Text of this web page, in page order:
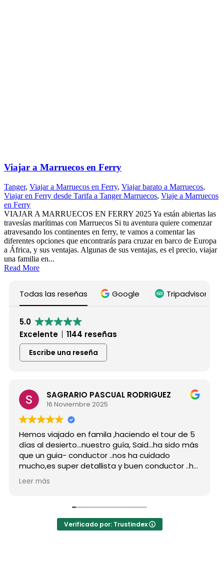
Viajar a Marruecos en Ferry
Tanger, Viajar a Marruecos en Ferry, Viajar barato a Marruecos,
Viajar en Ferry desde Tarifa a Tanger Marruecos, Viaje a Marruecos
en Ferry
VIAJAR A MARRUECOS EN FERRY 2025 Ya están abiertas las
travesías marítimas con Marruecos Si tu aventura quiere comenzar
atravesando los continentes en ferry, te vamos a comentar las
diferentes opciones que encontrarás para cruzar en barco de Europa
a África, y sus ventajas. Algunas de sus ventajas, es el precio, viajar
una familia en...
Read More
Todas las reseñas Google Tripadvisor
5.0
Excelente
1144 reseñas
Escribe una reseña
SAGRARIO PASCUAL RODRIGUEZ
16 Noviembre 2025
Hemos viajado en famila ,haciendo el tour de 5
días al desierto...nuestro guía, Said...ha sido más
que un guia- conductor ..nos ha cuidado
mucho,es super detallista y buen conductor ..ha
estado atento a todas nuestras peticiones y
nos ha enseñado muchos lugares
persona..Gracias Said.
En cuanto a la agencia,..súper agradecida a Mila
Leer más
Verificado por: Trustindex